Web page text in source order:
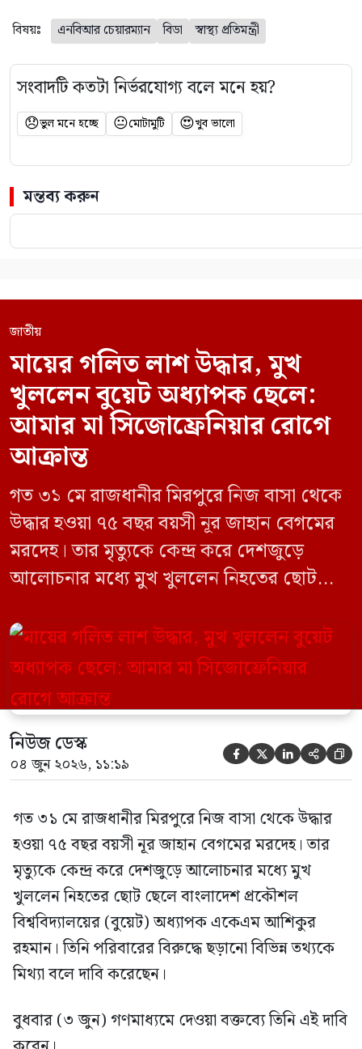
বিষয়ঃ এনবিআর চেয়ারম্যান বিডা স্বাস্থ্য প্রতিমন্ত্রী
সংবাদটি কতটা নির্ভরযোগ্য বলে মনে হয়?
😞ভুল মনে হচ্ছে 😐মোটামুটি 😍খুব ভালো
মন্তব্য করুন
জাতীয়
মায়ের গলিত লাশ উদ্ধার, মুখ
খুললেন বুয়েট অধ্যাপক ছেলে:
আমার মা সিজোফ্রেনিয়ার রোগে
আক্রান্ত
গত ৩১ মে রাজধানীর মিরপুরে নিজ বাসা থেকে
উদ্ধার হওয়া ৭৫ বছর বয়সী নূর জাহান বেগমের
মরদেহ। তার মৃত্যুকে কেন্দ্র করে দেশজুড়ে
আলোচনার মধ্যে মুখ খুললেন নিহতের ছোট
(বুয়েট) অধ্যাপক একেএম আশিকুর রহমান।
তিনি পরিবারের বিরুদ্ধে ছড়ানো বিভিন্ন তথ্যকে
মিথ্যা বলে দাবি করেছেন। বুধবার (৩ জুন)
গণমাধ্যমে দেওয়া বক্তব্যে তিনি এই […]
নিউজ ডেস্ক
০৪ জুন ২০২৬, ১১:১৯     
গত ৩১ মে রাজধানীর মিরপুরে নিজ বাসা থেকে উদ্ধার
হওয়া ৭৫ বছর বয়সী নূর জাহান বেগমের মরদেহ। তার
মৃত্যুকে কেন্দ্র করে দেশজুড়ে আলোচনার মধ্যে মুখ
খুললেন নিহতের ছোট ছেলে বাংলাদেশ প্রকৌশল
বিশ্ববিদ্যালয়ের (বুয়েট) অধ্যাপক একেএম আশিকুর
রহমান। তিনি পরিবারের বিরুদ্ধে ছড়ানো বিভিন্ন তথ্যকে
মিথ্যা বলে দাবি করেছেন।
বুধবার (৩ জুন) গণমাধ্যমে দেওয়া বক্তব্যে তিনি এই দাবি